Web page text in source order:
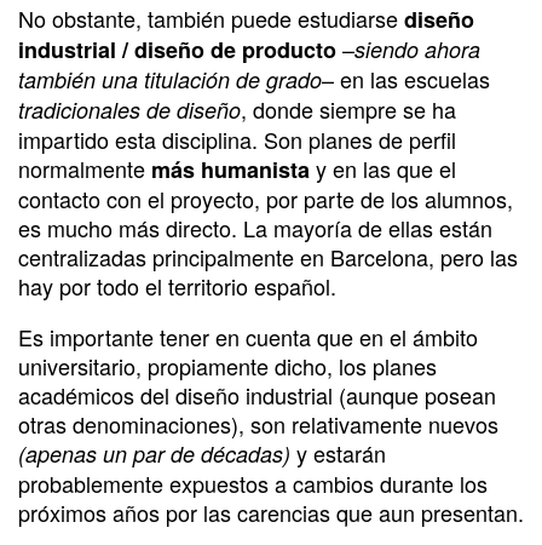
No obstante, también puede estudiarsediseño
industrial / diseño de producto–siendo ahora
también una titulación de grado– en las escuelas
tradicionales de diseño, donde siempre se ha
impartido esta disciplina. Son planes de perfil
normalmente más humanistay en las que el
contacto con el proyecto, por parte de los alumnos,
es mucho más directo. La mayoría de ellas están
centralizadas principalmente en Barcelona, pero las
hay por todo el territorio español.
Es importante tener en cuenta que en el ámbito
universitario, propiamente dicho, los planes
académicos del diseño industrial (aunque posean
otras denominaciones), son relativamente nuevos
(apenas un par de décadas) y estarán
probablemente expuestos a cambios durante los
próximos años por las carencias que aun presentan.